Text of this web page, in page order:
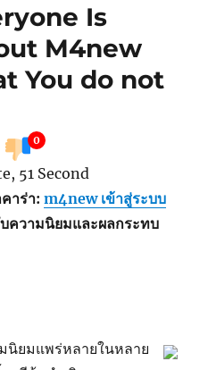
Is
M4new
You do not
0
51 Second
คาร่า:m4new เข้าสู่ระบบ
บความนิยมและผลกระทบ
นิยมแพร่หลายในหลาย